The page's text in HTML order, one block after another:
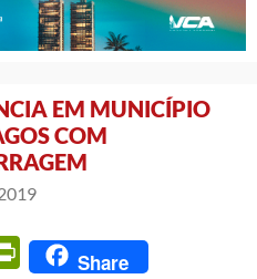
EM MUNICÍPIO
COM
PrintFriendly
Share